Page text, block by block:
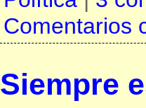
Comentarios
Siempre